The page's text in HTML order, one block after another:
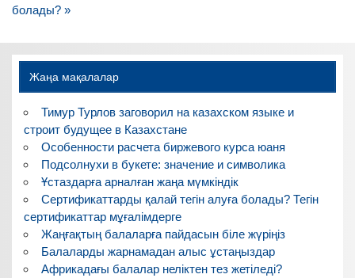
записям
болады? »
Жаңа мақалалар
Тимур Турлов заговорил на казахском языке и
строит будущее в Казахстане
Особенности расчета биржевого курса юаня
Подсолнухи в букете: значение и символика
Ұстаздарға арналған жаңа мүмкіндік
Сертификаттарды қалай тегін алуға болады? Тегін
сертификаттар мұғалімдерге
Жаңғақтың балаларға пайдасын біле жүріңіз
Балаларды жарнамадан алыс ұстаңыздар
Африкадағы балалар неліктен тез жетіледі?